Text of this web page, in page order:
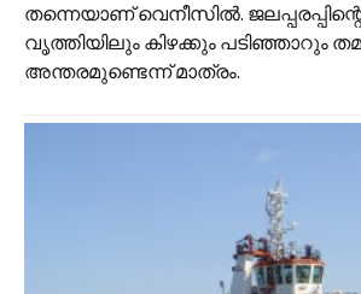
തന്നെയാണ് വെനീസിൽ.
വൃത്തിയിലും കിഴക്കും പടിഞ്ഞാറും
അന്തരമുണ്ടെന്ന് മാത്രം.